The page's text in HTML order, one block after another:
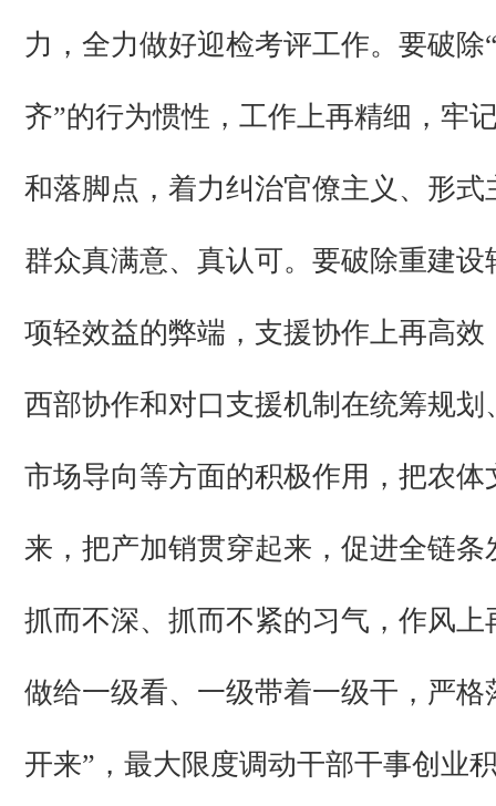
力，全力做好迎检考评工作。要破除
齐”的行为惯性，工作上再精细，牢
和落脚点，着力纠治官僚主义、形式
群众真满意、真认可。要破除重建设
项轻效益的弊端，支援协作上再高效
西部协作和对口支援机制在统筹规划
市场导向等方面的积极作用，把农体
来，把产加销贯穿起来，促进全链条
抓而不深、抓而不紧的习气，作风上
做给一级看、一级带着一级干，严格
开来”，最大限度调动干部干事创业